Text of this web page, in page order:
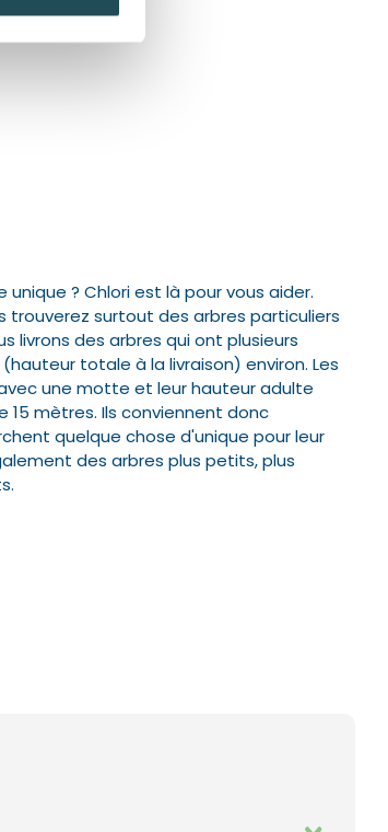
? Chlori est là pour vous aider.
trouverez surtout des arbres particuliers
livrons des arbres qui ont plusieurs
totale à la livraison) environ. Les
une motte et leur hauteur adulte
15 mètres. Ils conviennent donc
quelque chose d'unique pour leur
des arbres plus petits, plus
+
+